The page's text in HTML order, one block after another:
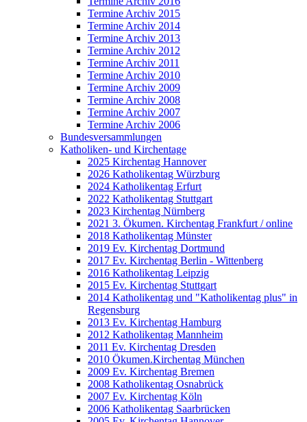
Termine Archiv 2015
Termine Archiv 2014
Termine Archiv 2013
Termine Archiv 2012
Termine Archiv 2011
Termine Archiv 2010
Termine Archiv 2009
Termine Archiv 2008
Termine Archiv 2007
Termine Archiv 2006
Bundesversammlungen
Katholiken- und Kirchentage
2025 Kirchentag Hannover
2026 Katholikentag Würzburg
2024 Katholikentag Erfurt
2022 Katholikentag Stuttgart
2023 Kirchentag Nürnberg
2021 3. Ökumen. Kirchentag Frankfurt / online
2018 Katholikentag Münster
2019 Ev. Kirchentag Dortmund
2017 Ev. Kirchentag Berlin - Wittenberg
2016 Katholikentag Leipzig
2015 Ev. Kirchentag Stuttgart
2014 Katholikentag und "Katholikentag plus" in
Regensburg
2013 Ev. Kirchentag Hamburg
2012 Katholikentag Mannheim
2011 Ev. Kirchentag Dresden
2010 Ökumen.Kirchentag München
2009 Ev. Kirchentag Bremen
2008 Katholikentag Osnabrück
2007 Ev. Kirchentag Köln
2006 Katholikentag Saarbrücken